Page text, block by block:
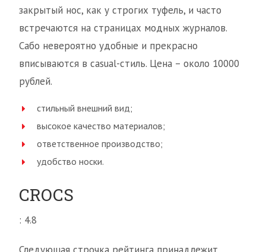
закрытый нос, как у строгих туфель, и часто
встречаются на страницах модных журналов.
Сабо невероятно удобные и прекрасно
вписываются в casual-стиль. Цена – около 10000
рублей.
стильный внешний вид;
высокое качество материалов;
ответственное производство;
удобство носки.
CROCS
: 4.8